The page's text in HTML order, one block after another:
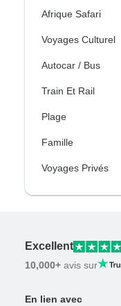
Afrique Safari
Voyages Culturel
Autocar / Bus
Train Et Rail
Plage
Famille
Voyages Privés
Excellent
10,000+ avis sur
En lien avec